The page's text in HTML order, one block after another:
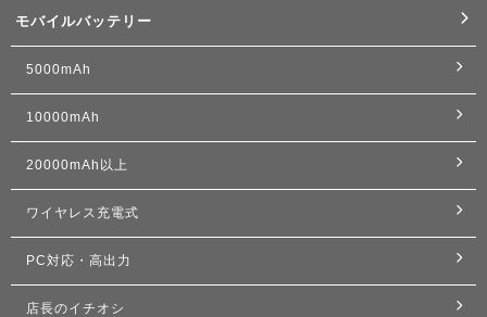
モバイルバッテリー
5000mAh
10000mAh
20000mAh以上
ワイヤレス充電式
PC対応・高出力
店長のイチオシ